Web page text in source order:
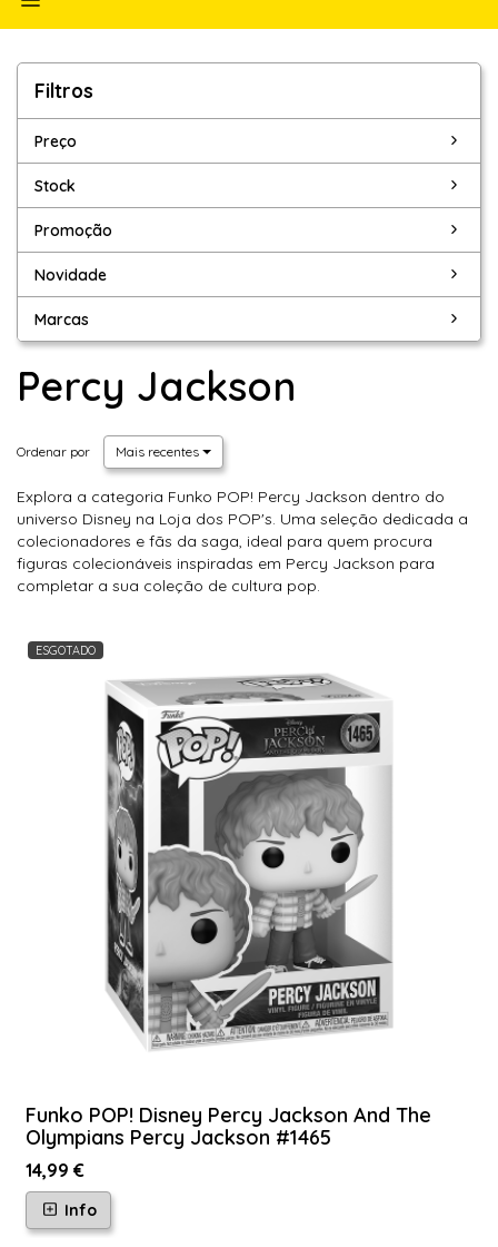
Filtros
Filtros
Preço
Stock
Promoção
Novidade
Marcas
Percy Jackson
Ordenar por Mais recentes
Explora a categoria Funko POP! Percy Jackson dentro do
universo Disney na Loja dos POP's. Uma seleção dedicada a
colecionadores e fãs da saga, ideal para quem procura
figuras colecionáveis inspiradas em Percy Jackson para
completar a sua coleção de cultura pop.
ESGOTADO
Funko POP! Disney Percy Jackson And The
Olympians Percy Jackson #1465
14,99 €
Info